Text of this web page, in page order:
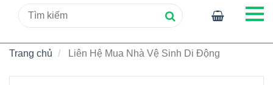
Trang chủ Liên Hệ Mua Nhà Vệ Sinh Di Động